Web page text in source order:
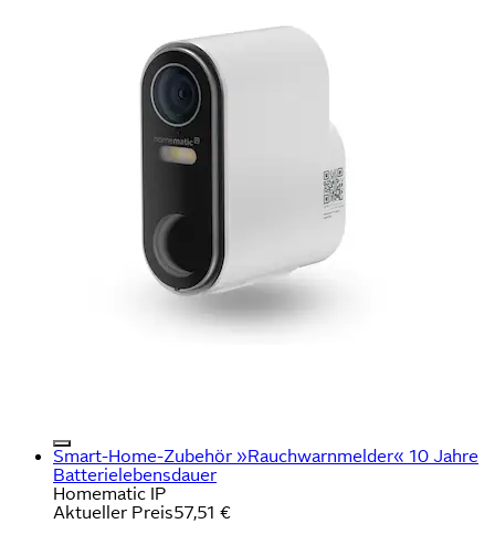
Smart-Home-Zubehör »Rauchwarnmelder« 10 Jahre
Batterielebensdauer
Homematic IP
Aktueller Preis57,51 €